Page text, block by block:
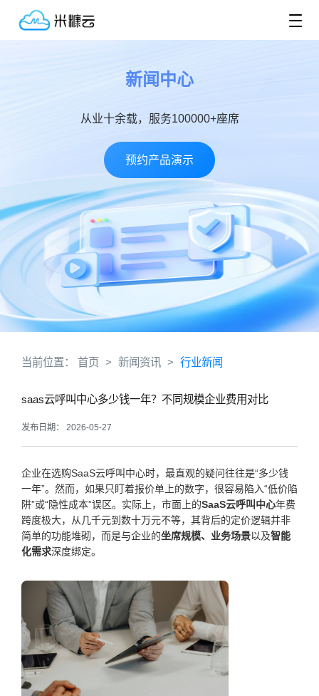
新闻中心
从业十余载，服务100000+座席
预约产品演示
当前位置： 首页 > 新闻资讯 > 行业新闻
saas云呼叫中心多少钱一年？不同规模企业费用对比
发布日期： 2026-05-27
企业在选购SaaS云呼叫中心时，最直观的疑问往往是“多少钱
一年”。然而，如果只盯着报价单上的数字，很容易陷入“低价陷
阱”或“隐性成本”误区。实际上，市面上的SaaS云呼叫中心年费
跨度极大，从几千元到数十万元不等，其背后的定价逻辑并非
简单的功能堆砌，而是与企业的坐席规模、业务场景以及智能
化需求深度绑定。